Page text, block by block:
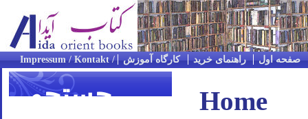
صفحه اول راهنمای خرید کارگاه آموزش
جستجو Home